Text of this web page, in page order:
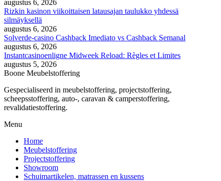
augustus 6, 2026
Rizkin kasinon viikoittaisen latausajan taulukko yhdessä
silmäyksellä
augustus 6, 2026
Solverde-casino Cashback Imediato vs Cashback Semanal
augustus 6, 2026
Instantcasinoenligne Midweek Reload: Règles et Limites
augustus 5, 2026
Boone Meubelstoffering
Gespecialiseerd in meubelstoffering, projectstoffering,
scheepsstoffering, auto-, caravan & camperstoffering,
revalidatiestoffering.
Menu
Home
Meubelstoffering
Projectstoffering
Showroom
Schuimartikelen, matrassen en kussens